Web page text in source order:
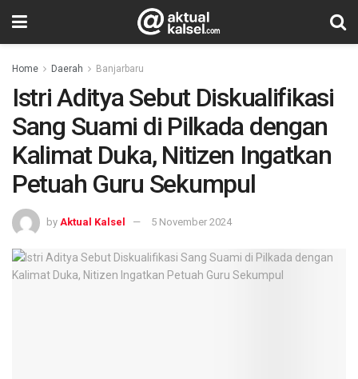
Home Daerah Banjarbaru
Istri Aditya Sebut Diskualifikasi
Sang Suami di Pilkada dengan
Kalimat Duka, Nitizen Ingatkan
Petuah Guru Sekumpul
by Aktual Kalsel 5 November 2024